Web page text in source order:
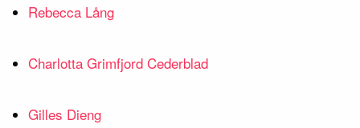
Rebecca Lång
Charlotta Grimfjord Cederblad
Gilles Dieng